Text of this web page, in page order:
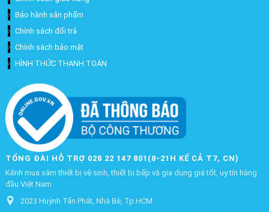
Bảo hành sản phẩm
Chính sách đổi trả
Chính sách bảo mật
HÌNH THỨC THANH TOÁN
TỔNG ĐÀI HỖ TRỢ 028 22 147 801(8-21H KỂ CẢ T7, CN)
Kênh mua sắm thiết bị vệ sinh, thiết bị bếp và gia dụng giá tốt, uy tín hàng
đầu Việt Nam
2023 Huỳnh Tấn Phát, Nhà Bè, Tp.HCM